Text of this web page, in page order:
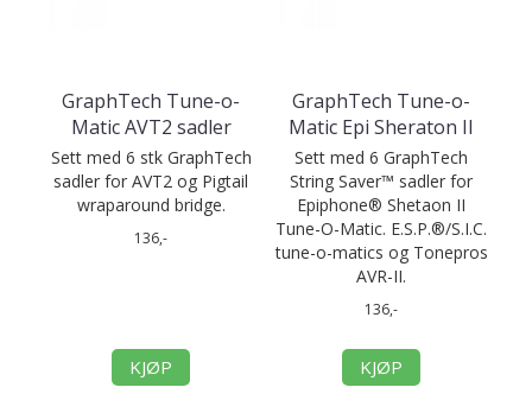
GraphTech Tune-o-
Matic AVT2 sadler
Sett med 6 stk GraphTech
sadler for AVT2 og Pigtail
wraparound bridge.
136,-
KJØP
GraphTech Tune-o-
Matic Epi Sheraton II
Sett med 6 GraphTech
String Saver™ sadler for
Epiphone® Shetaon II
Tune-O-Matic. E.S.P.®/S.I.C.
tune-o-matics og Tonepros
AVR-II.
136,-
KJØP